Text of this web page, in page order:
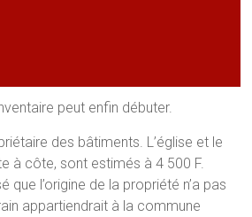
peut enfin débuter.
des bâtiments. L’église et le
à côte, sont estimés à 4 500 F.
que l’origine de la propriété n’a pas
appartiendrait à la commune